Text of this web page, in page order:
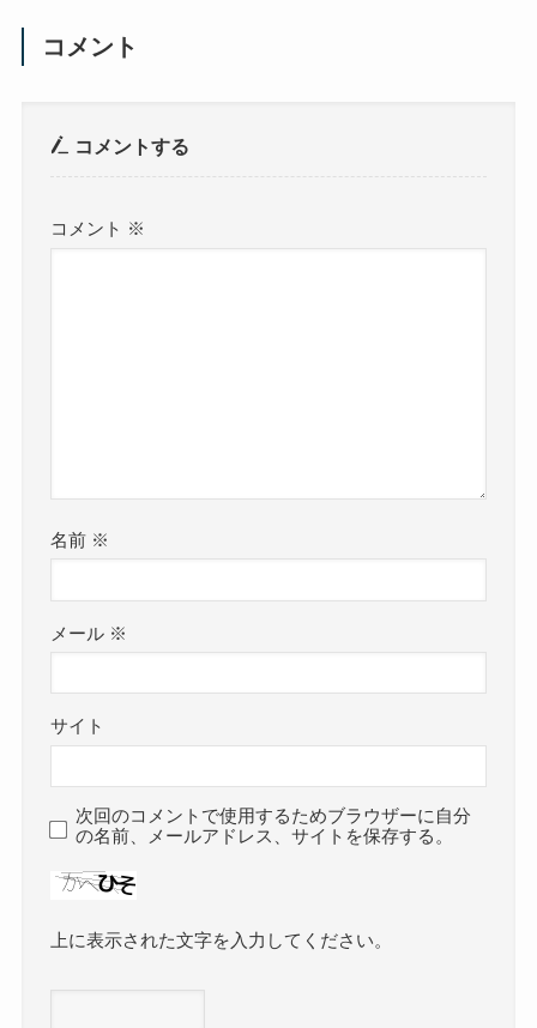
コメント
コメントする
コメント ※
名前 ※
メール ※
サイト
次回のコメントで使用するためブラウザーに自分
の名前、メールアドレス、サイトを保存する。
上に表示された文字を入力してください。